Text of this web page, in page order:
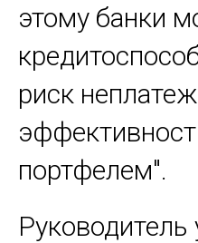
этому банки
риск
портфелем".